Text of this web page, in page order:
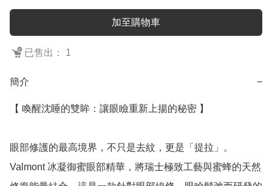
加至購物車
已售出： 1
簡介 −
【 喚醒沈睡的雙眸：讓眼瞼重新上揚的秘密 】
眼部修護的最高境界，不只是去紋，更是「提拉」。
Valmont 冰凝御蜜眼部精華，將瑞士極致工藝與蜜蜂的天然